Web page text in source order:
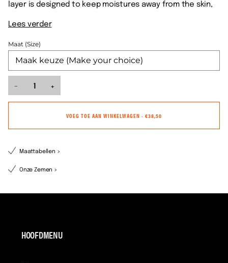
layer is designed to keep moistures away from the skin,
Lees verder
Maat (Size)
− +
VOEG TOE AAN WINKELWAGEN • €38,50
Maattabellen >
Onze Zemen >
HOOFDMENU